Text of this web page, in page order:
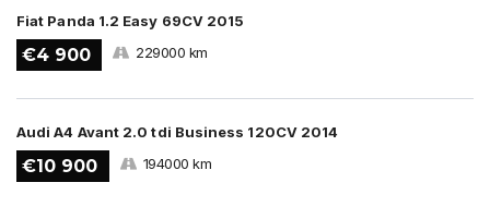
Fiat Panda 1.2 Easy 69CV 2015
€4 900 229000 km
Audi A4 Avant 2.0 tdi Business 120CV 2014
€10 900 194000 km